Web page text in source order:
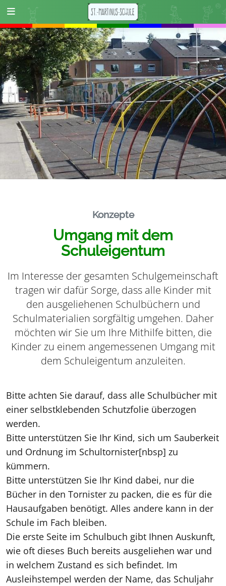
Konzepte
Umgang mit dem
Schuleigentum
Im Interesse der gesamten Schulgemeinschaft
tragen wir dafür Sorge, dass alle Kinder mit
den ausgeliehenen Schulbüchern und
Schulmaterialien sorgfältig umgehen. Daher
möchten wir Sie um Ihre Mithilfe bitten, die
Kinder zu einem angemessenen Umgang mit
dem Schuleigentum anzuleiten.
Bitte achten Sie darauf, dass alle Schulbücher mit
einer selbstklebenden Schutzfolie überzogen
werden.
Bitte unterstützen Sie Ihr Kind, sich um Sauberkeit
und Ordnung im Schultornister[nbsp] zu
kümmern.
Bitte unterstützen Sie Ihr Kind dabei, nur die
Bücher in den Tornister zu packen, die es für die
Hausaufgaben benötigt. Alles andere kann in der
Schule im Fach bleiben.
Die erste Seite im Schulbuch gibt Ihnen Auskunft,
wie oft dieses Buch bereits ausgeliehen war und
in welchem Zustand es sich befindet. Im
Ausleihstempel werden der Name, das Schuljahr